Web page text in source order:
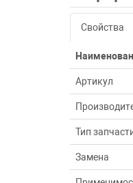
Свойства
Артикул
Тип
Замена